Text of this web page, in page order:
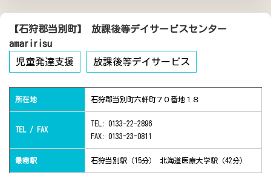
【石狩郡当別町】 放課後等デイサービスセンター
amaririsu
児童発達支援
放課後等デイサービス
所在地 石狩郡当別町六軒町７０番地１８
TEL / FAX
TEL: 0133-22-2896
FAX: 0133-23-0811
最寄駅 石狩当別駅（15分） 北海道医療大学駅（42分）